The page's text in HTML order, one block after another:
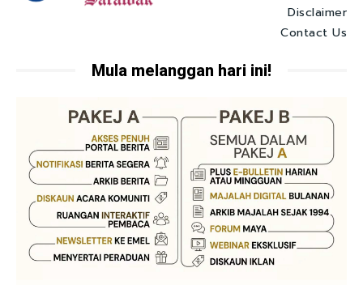
Disclaimer
Contact Us
Mula melanggan hari ini!